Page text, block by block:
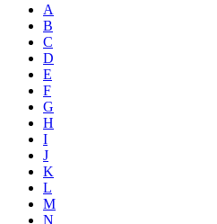
A
B
C
D
E
F
G
H
I
J
K
L
M
N